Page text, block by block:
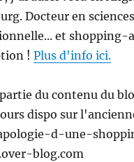
Docteur en
et shopping-
!Plus d'info ici.
du contenu du
dispo sur
d-une-
blog.com